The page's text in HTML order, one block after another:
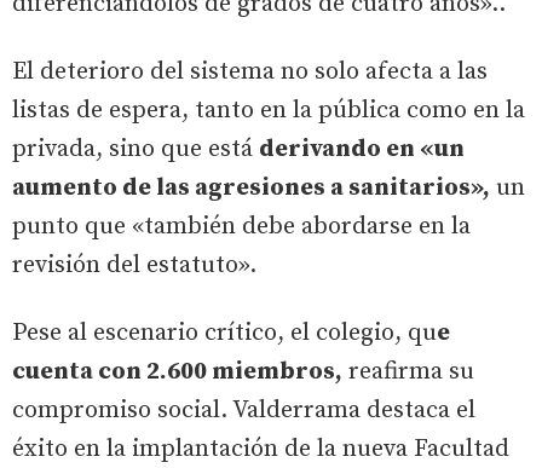
El deterioro del sistema no solo afecta a las
listas de espera, tanto en la pública como en la
privada, sino que está derivando en «un
aumento de las agresiones a sanitarios», un
punto que «también debe abordarse en la
revisión del estatuto».
Pese al escenario crítico, el colegio, que
cuenta con 2.600 miembros, reafirma su
compromiso social. Valderrama destaca el
éxito en la implantación de la nueva Facultad